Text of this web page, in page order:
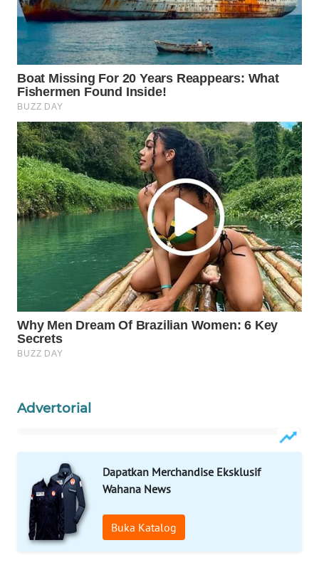
Advertorial
Dapatkan Merchandise Eksklusif
Wahana News
Buka Katalog
WAHANA
SPORT
WAHANA
UMKM
WAHANA
SELEB
WAHANA
PERSONA
WAHANA
OTOMOTIF
WAHANA
WAHANA
DESA
LAPAK
Network
KONSUMEN
LISTRIK